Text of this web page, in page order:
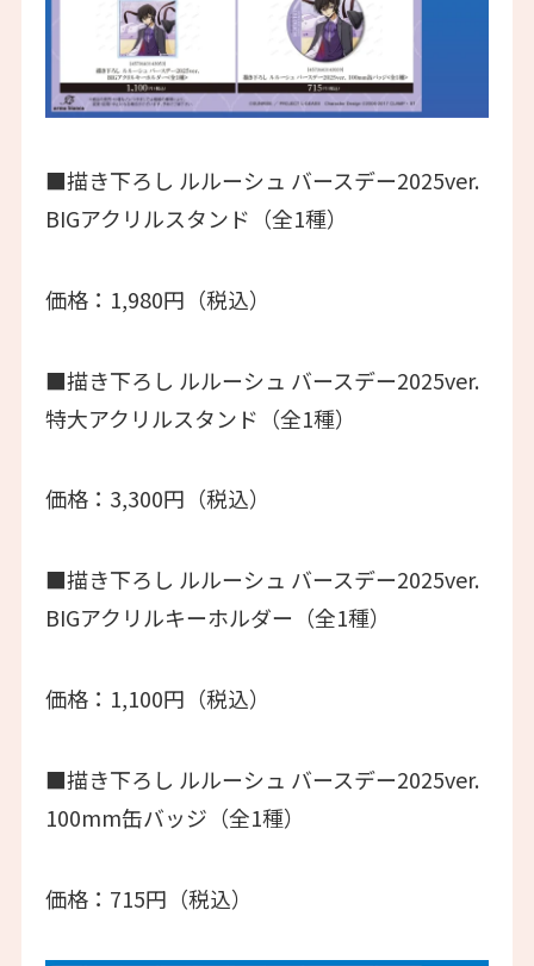
■描き下ろし ルルーシュ バースデー2025ver.
BIGアクリルスタンド（全1種）
価格：1,980円（税込）
■描き下ろし ルルーシュ バースデー2025ver.
特大アクリルスタンド（全1種）
価格：3,300円（税込）
■描き下ろし ルルーシュ バースデー2025ver.
BIGアクリルキーホルダー（全1種）
価格：1,100円（税込）
■描き下ろし ルルーシュ バースデー2025ver.
100mm缶バッジ（全1種）
価格：715円（税込）